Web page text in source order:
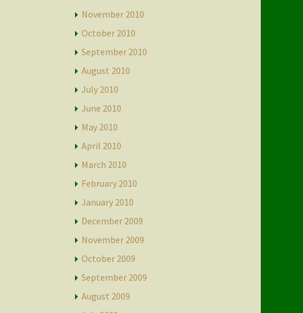
November 2010
October 2010
September 2010
August 2010
July 2010
June 2010
May 2010
April 2010
March 2010
February 2010
January 2010
December 2009
November 2009
October 2009
September 2009
August 2009